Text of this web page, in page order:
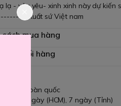
lạ - yêu yêu- xinh xinh này dự kiến
Xuất sứ Việt nam
sách mua hàng
sách đổi hàng
hàng toàn quốc
hàng 3 ngày (HCM), 7 ngày (Tỉnh)